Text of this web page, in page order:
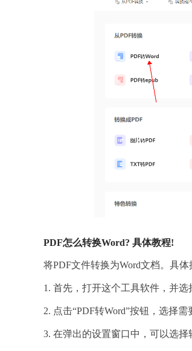
PDF怎么转换Word? 具体教程!
将PDF文件转换为Word文档。具体
1. 首先，打开这个工具软件，并选
2. 点击“PDF转Word”按钮，选择需
3. 在弹出的设置窗口中，可以选择